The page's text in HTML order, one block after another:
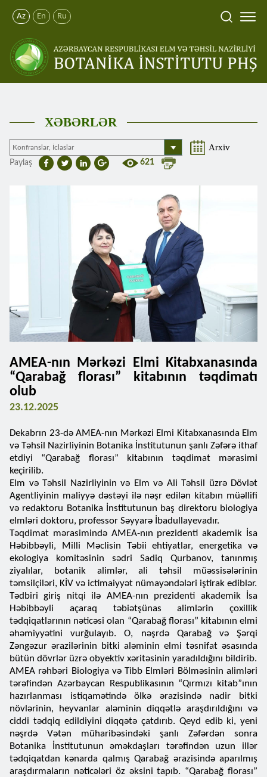
Az En Ru
XƏBƏRLƏR
Arxiv
Paylaş 621
AMEA-nın Mərkəzi Elmi Kitabxanasında
“Qarabağ florası” kitabının təqdimatı
olub
23.12.2025
Dekabrın 23-də AMEA-nın Mərkəzi Elmi Kitabxanasında Elm
və Təhsil Nazirliyinin Botanika İnstitutunun şanlı Zəfərə ithaf
etdiyi “Qarabağ florası” kitabının təqdimat mərasimi
keçirilib.
Elm və Təhsil Nazirliyinin və Elm və Ali Təhsil üzrə Dövlət
Agentliyinin maliyyə dəstəyi ilə nəşr edilən kitabın müəllifi
və redaktoru Botanika İnstitutunun baş direktoru biologiya
elmləri doktoru, professor Səyyarə İbadullayevadır.
Təqdimat mərasimində AMEA-nın prezidenti akademik İsa
Həbibbəyli, Milli Məclisin Təbii ehtiyatlar, energetika və
ekologiya komitəsinin sədri Sadiq Qurbanov, tanınmış
ziyalılar, botanik alimlər, ali təhsil müəssisələrinin
təmsilçiləri, KİV və ictimaiyyət nümayəndələri iştirak ediblər.
Tədbiri giriş nitqi ilə AMEA-nın prezidenti akademik İsa
Həbibbəyli açaraq təbiətşünas alimlərin çoxillik
tədqiqatlarının nəticəsi olan “Qarabağ florası” kitabının elmi
əhəmiyyətini vurğulayıb. O, nəşrdə Qarabağ və Şərqi
Zəngəzur ərazilərinin bitki aləminin elmi təsnifat əsasında
bütün dövrlər üzrə obyektiv xəritəsinin yaradıldığını bildirib.
AMEA rəhbəri Biologiya və Tibb Elmləri Bölməsinin alimləri
tərəfindən Azərbaycan Respublikasının “Qırmızı kitab”ının
hazırlanması istiqamətində ölkə ərazisində nadir bitki
növlərinin, heyvanlar aləminin diqqətlə araşdırıldığını və
ciddi tədqiq edildiyini diqqətə çatdırıb. Qeyd edib ki, yeni
nəşrdə Vətən müharibəsindəki şanlı Zəfərdən sonra
Botanika İnstitutunun əməkdaşları tərəfindən uzun illər
tədqiqatdan kənarda qalmış Qarabağ ərazisində aparılmış
araşdırmaların nəticələri öz əksini tapıb. “Qarabağ florası”